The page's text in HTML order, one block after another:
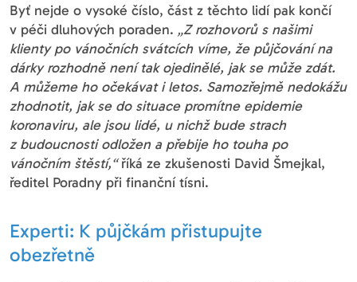
Byť nejde o vysoké číslo, část z těchto lidí pak končí
v péči dluhových poraden. „Z rozhovorů s našimi
klienty po vánočních svátcích víme, že půjčování na
dárky rozhodně není tak ojedinělé, jak se může zdát.
A můžeme ho očekávat i letos. Samozřejmě nedokážu
zhodnotit, jak se do situace promítne epidemie
koronaviru, ale jsou lidé, u nichž bude strach
z budoucnosti odložen a přebije ho touha po
vánočním štěstí,“říká ze zkušenosti David Šmejkal,
ředitel Poradny při finanční tísni.
Experti: K půjčkám přistupujte
obezřetně